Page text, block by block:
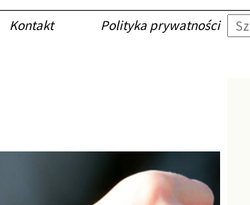
Kontakt Polityka prywatności